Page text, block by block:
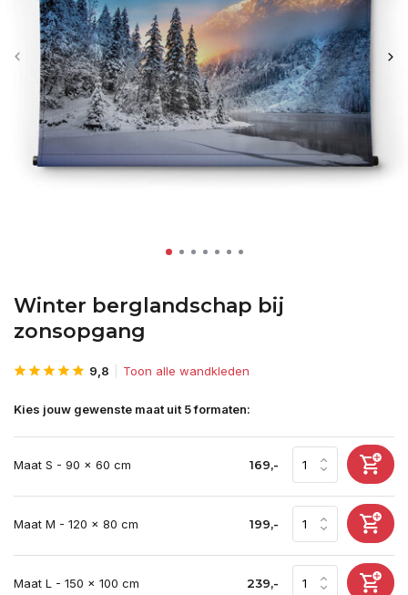
Winter berglandschap bij
zonsopgang
9,8 Toon alle wandkleden
Kies jouw gewenste maat uit 5 formaten:
Maat S - 90 x 60 cm 169,-
Maat M - 120 x 80 cm 199,-
Maat L - 150 x 100 cm 239,-